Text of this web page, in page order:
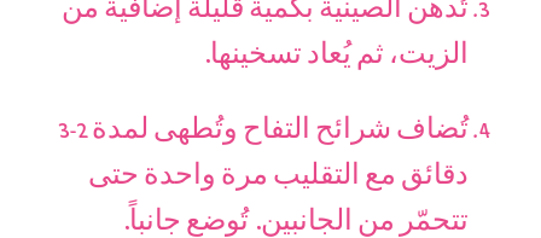
تُدهن الصينية بكمية قليلة إضافية من
الزيت، ثم يُعاد تسخينها.
تُضاف شرائح التفاح وتُطهى لمدة 2-3
دقائق مع التقليب مرة واحدة حتى
تتحمّر من الجانبين. تُوضع جانباً.